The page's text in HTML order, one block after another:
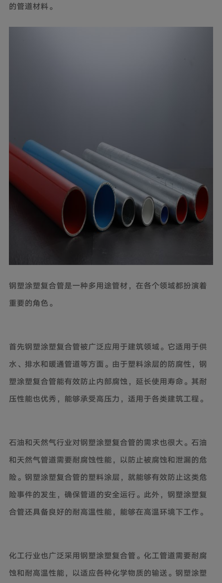
的管道材料。
钢塑涂塑复合管是一种多用途管材，在各个领域都扮演着
重要的角色。
首先钢塑涂塑复合管被广泛应用于建筑领域。它适用于供
水、排水和暖通管道等方面。由于塑料涂层的防腐性，钢
塑涂塑复合管能有效防止内部腐蚀，延长使用寿命。其耐
压性能也优秀，能够承受高压力，适用于各类建筑工程。
石油和天然气行业对钢塑涂塑复合管的需求也很大。石油
和天然气管道需要耐腐蚀性能，以防止被腐蚀和泄漏的危
险。钢塑涂塑复合管的塑料涂层，就能够有效防止这类危
险事件的发生，确保管道的安全运行。此外，钢塑涂塑复
合管还具备良好的耐高温性能，能够在高温环境下工作。
化工行业也广泛采用钢塑涂塑复合管。化工管道需要耐腐
蚀和耐高温性能，以适应各种化学物质的输送。钢塑涂塑